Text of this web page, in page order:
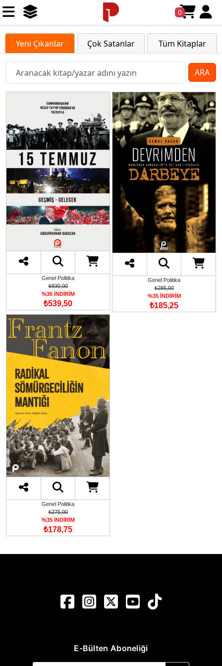
0
Yeni Çıkanlar Çok Satanlar Tüm Kitaplar
ARA
Genel Politika
₺830,00
%35 İNDİRİM
₺539,50
Genel Politika
₺285,00
%35 İNDİRİM
₺185,25
Genel Politika
₺275,00
%35 İNDİRİM
₺178,75
E-Bülten Aboneliği